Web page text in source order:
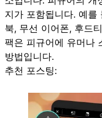
지가 포함됩니다. 예를
북, 무선 이어폰, 후드
팩은 피규어에 유머나
방법입니다.
추천 포스팅: